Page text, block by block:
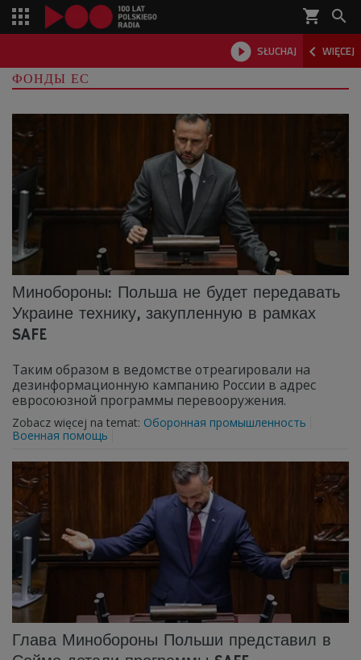
shopping_cart 
 SŁUCHAJ  WIĘCEJ

ФОНДЫ ЕС
Минобороны: Польша не будет передавать
Украине технику, закупленную в рамках
SAFE
Таким образом в ведомстве отреагировали на
дезинформационную кампанию России в адрес
евросоюзной программы перевооружения.
Zobacz więcej na temat: Оборонная промышленность
Военная помощь
Глава Минобороны Польши представил в